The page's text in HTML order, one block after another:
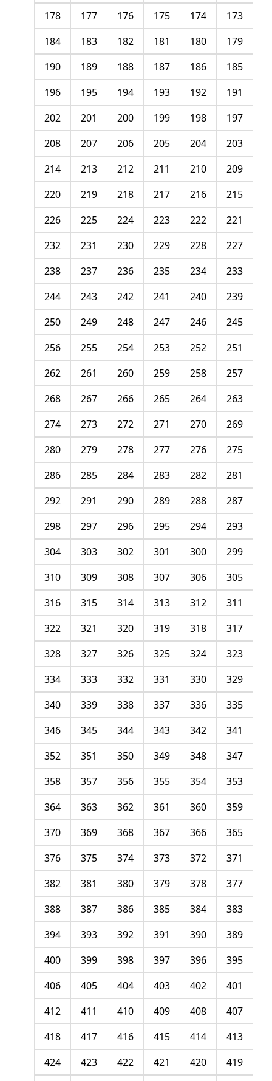
173
174
175
176
177
178
179
180
181
182
183
184
185
186
187
188
189
190
191
192
193
194
195
196
197
198
199
200
201
202
203
204
205
206
207
208
209
210
211
212
213
214
215
216
217
218
219
220
221
222
223
224
225
226
227
228
229
230
231
232
233
234
235
236
237
238
239
240
241
242
243
244
245
246
247
248
249
250
251
252
253
254
255
256
257
258
259
260
261
262
263
264
265
266
267
268
269
270
271
272
273
274
275
276
277
278
279
280
281
282
283
284
285
286
287
288
289
290
291
292
293
294
295
296
297
298
299
300
301
302
303
304
305
306
307
308
309
310
311
312
313
314
315
316
317
318
319
320
321
322
323
324
325
326
327
328
329
330
331
332
333
334
335
336
337
338
339
340
341
342
343
344
345
346
347
348
349
350
351
352
353
354
355
356
357
358
359
360
361
362
363
364
365
366
367
368
369
370
371
372
373
374
375
376
377
378
379
380
381
382
383
384
385
386
387
388
389
390
391
392
393
394
395
396
397
398
399
400
401
402
403
404
405
406
407
408
409
410
411
412
413
414
415
416
417
418
419
420
421
422
423
424